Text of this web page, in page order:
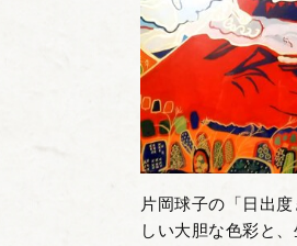
片岡球子の「日出度き
しい大胆な色彩と